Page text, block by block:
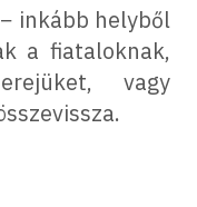
inkább helyből
a fiataloknak,
vagy